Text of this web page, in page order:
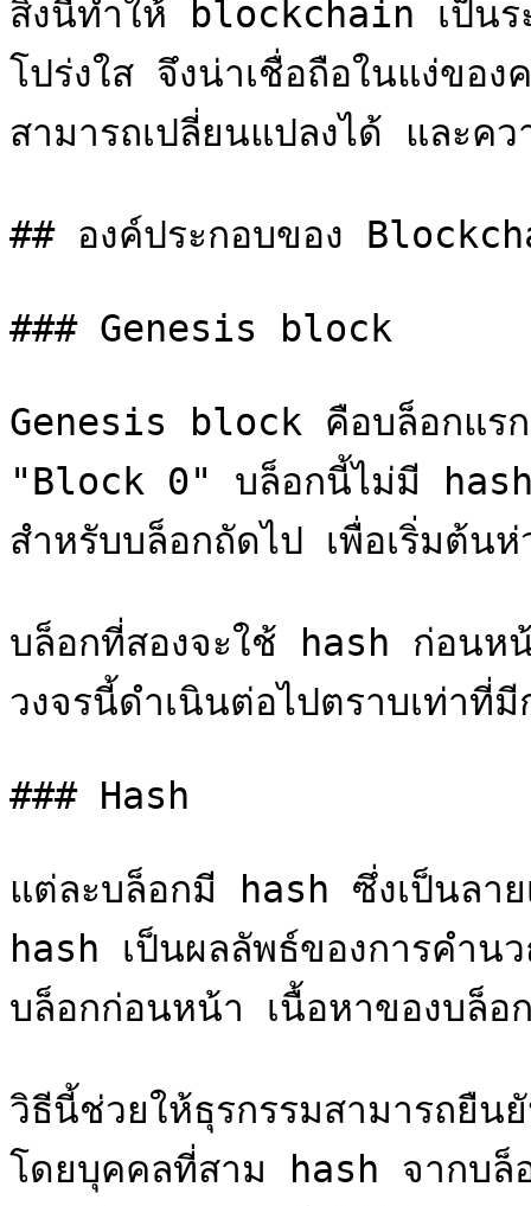
สิ่งนี้ทำให้ blockchain เป็นร
โปร่งใส จึงน่าเชื่อถือในแง่ขอ
สามารถเปลี่ยนแปลงได้ และคว
## องค์ประกอบของ
### Genesis block
Genesis block คือบล็อกแร
"Block 0" บล็อกนี้ไม่มี
สำหรับบล็อกถัดไป เพื่อเริ่มต้น
บล็อกที่สองจะใช้ hash ก่อนห
วงจรนี้ดำเนินต่อไปตราบเท่าที่
### Hash
แต่ละบล็อกมี hash ซึ่งเป็นลาย
hash เป็นผลลัพธ์ของการคำ
บล็อกก่อนหน้า เนื้อหาของบล็
วิธีนี้ช่วยให้ธุรกรรมสามารถยื
โดยบุคคลที่สาม hash จากบล็